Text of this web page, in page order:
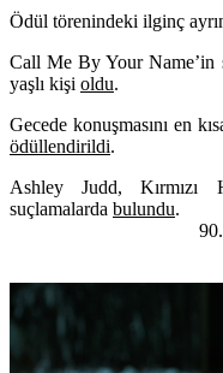
Ödül törenindeki ilginç
Call Me By Your Name’in
yaşlı kişi oldu.
Gecede konuşmasını en
ödüllendirildi.
Ashley Judd, Kırmızı
suçlamalarda bulundu.